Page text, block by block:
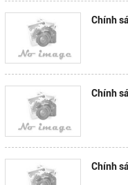
Chính
Chính
Chính